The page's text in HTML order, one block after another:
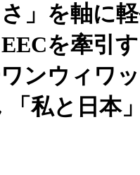
さ」を軸に
を牽引
ンウィワ
「私と日本